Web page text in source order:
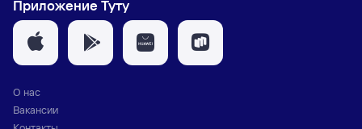
Приложение Туту
О нас
Вакансии